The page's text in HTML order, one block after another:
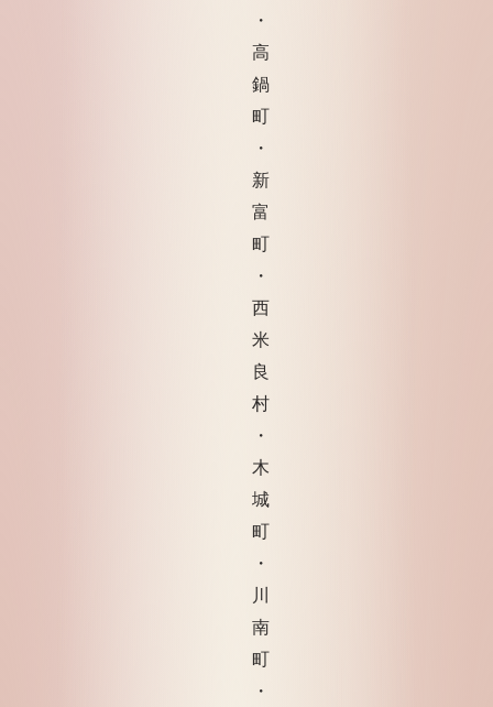
・
高
鍋
町
・
新
富
町
・
西
米
良
村
・
木
城
町
・
川
南
町
・